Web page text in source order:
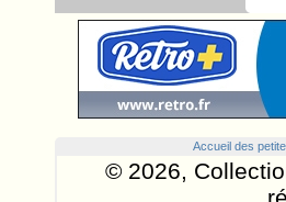
Accueil des
© 2026,